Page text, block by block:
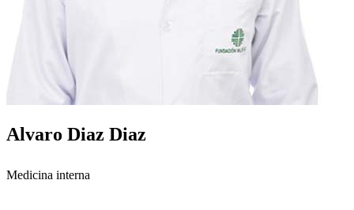
Alvaro Diaz Diaz
Medicina interna